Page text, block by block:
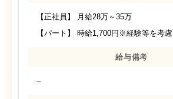
【正社員】 月給28万～35万
【パート】 時給1,700円※経験等を考慮
給与備考
–